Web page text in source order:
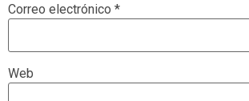
Correo electrónico *
Web